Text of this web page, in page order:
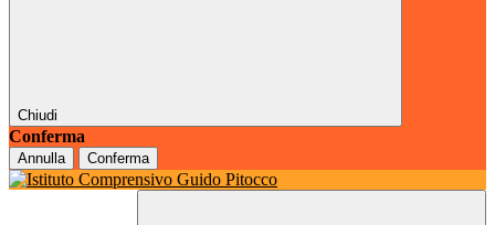
Chiudi
Conferma
Annulla Conferma